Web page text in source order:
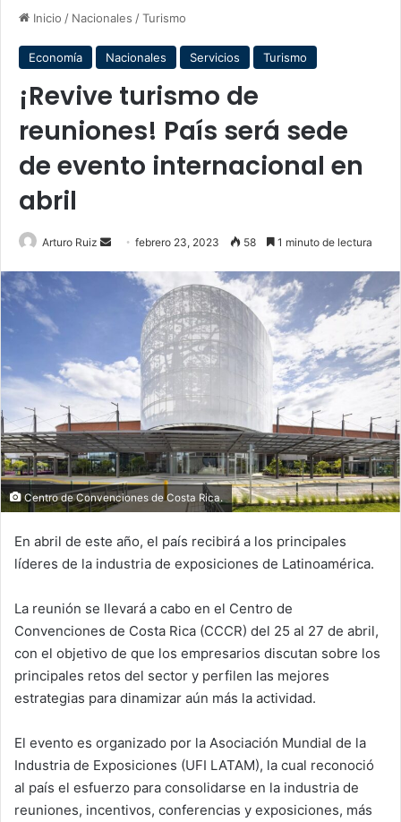
Inicio / Nacionales /Turismo
Economía Nacionales Servicios Turismo
¡Revive turismo de
reuniones! País será sede
de evento internacional en
abril
Arturo Ruiz
Send
email
febrero 23, 2023 58 1 minuto de lectura
Centro de Convenciones de Costa Rica.
En abril de este año, el país recibirá a los principales
líderes de la industria de exposiciones de Latinoamérica.
La reunión se llevará a cabo en el Centro de
Convenciones de Costa Rica (CCCR) del 25 al 27 de abril,
con el objetivo de que los empresarios discutan sobre los
principales retos del sector y perfilen las mejores
estrategias para dinamizar aún más la actividad.
El evento es organizado por la Asociación Mundial de la
Industria de Exposiciones (UFI LATAM), la cual reconoció
al país el esfuerzo para consolidarse en la industria de
reuniones, incentivos, conferencias y exposiciones, más